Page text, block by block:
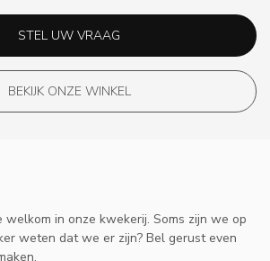
STEL UW VRAAG
BEKIJK ONZE WINKEL
in onze kwekerij. Soms zijn we op
weten dat we er zijn? Bel gerust even